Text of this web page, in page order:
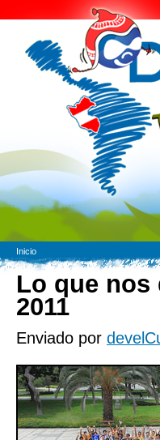
Inicio
Lo que nos
2011
Enviado por